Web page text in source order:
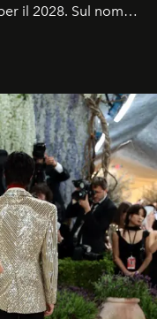
il 2028. Sul nome
di Daniel
riserbo.